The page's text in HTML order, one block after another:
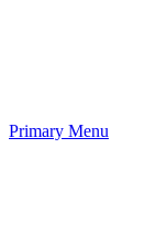
Primary Menu